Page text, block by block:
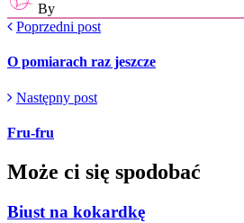
By
Poprzedni post
O pomiarach raz jeszcze
Następny post
Fru-fru
Może ci się spodobać
Biust na kokardkę